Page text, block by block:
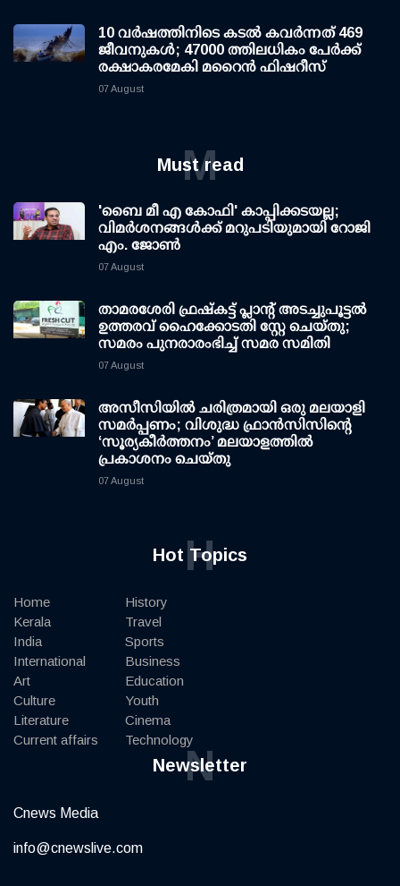
10 വര്‍ഷത്തിനിടെ കടല്‍ കവര്‍ന്നത് 469
ജീവനുകള്‍; 47000 ത്തിലധികം പേര്‍ക്ക്
രക്ഷാകരമേകി മറൈന്‍ ഫിഷറീസ്
07 August
Must read
M
'ബൈ മീ എ കോഫി' കാപ്പിക്കടയല്ല;
വിമര്‍ശനങ്ങള്‍ക്ക് മറുപടിയുമായി റോജി
എം. ജോണ്‍
07 August
താമരശേരി ഫ്രഷ്കട്ട് പ്ലാന്റ് അടച്ചുപൂട്ടൽ
ഉത്തരവ് ഹൈക്കോടതി സ്റ്റേ ചെയ്തു;
സമരം പുനരാരംഭിച്ച് സമര സമിതി
07 August
അസീസിയിൽ ചരിത്രമായി ഒരു മലയാളി
സമർപ്പണം; വിശുദ്ധ ഫ്രാൻസിസിന്റെ
‘സൂര്യകീർത്തനം’ മലയാളത്തിൽ
പ്രകാശനം ചെയ്തു
07 August
Hot Topics
H
Home
Kerala
India
International
Art
Culture
Literature
Current affairs
History
Travel
Sports
Business
Education
Youth
Cinema
Technology
Newsletter
N
Cnews Media
info@cnewslive.com